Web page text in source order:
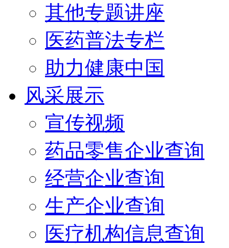
其他专题讲座
医药普法专栏
助力健康中国
风采展示
宣传视频
药品零售企业查询
经营企业查询
生产企业查询
医疗机构信息查询